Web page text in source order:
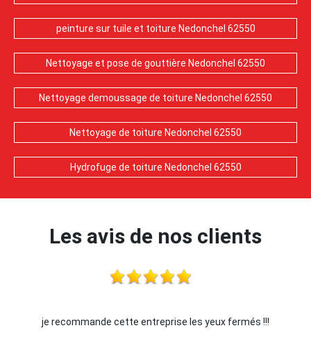
peinture sur tuile et toiture Nedonchel 62550
Nettoyage et pose de gouttière Nedonchel 62550
Nettoyage demoussage de toiture Nedonchel 62550
Nettoyage de toiture Nedonchel 62550
Hydrofuge de toiture Nedonchel 62550
Les avis de nos clients
je recommande cette entreprise les yeux fermés !!!